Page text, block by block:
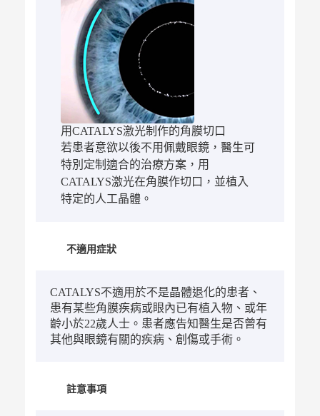
用CATALYS激光制作的角膜切口
若患者意欲以後不用佩戴眼鏡，醫生可
特別定制適合的治療方案，用
CATALYS激光在角膜作切口，並植入
特定的人工晶體。
不適用症狀
CATALYS不適用於不是晶體退化的患者、
患有某些角膜疾病或眼內已有植入物、或年
齡小於22歲人士。患者應告知醫生是否曾有
其他與眼鏡有關的疾病、創傷或手術。
註意事項